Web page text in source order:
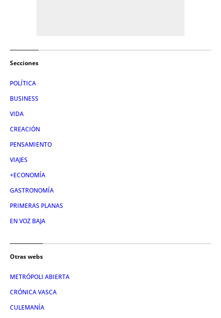
Secciones
POLÍTICA
BUSINESS
VIDA
CREACIÓN
PENSAMIENTO
VIAJES
+ECONOMÍA
GASTRONOMÍA
PRIMERAS PLANAS
EN VOZ BAJA
Otras webs
METRÓPOLI ABIERTA
CRÓNICA VASCA
CULEMANÍA